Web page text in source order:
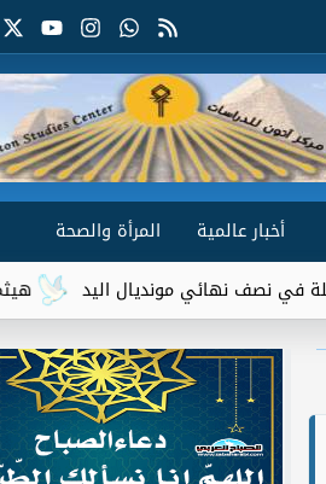
أخبار عالمية
المرأة والصحة
هيثم حسن يقترب من
اليد